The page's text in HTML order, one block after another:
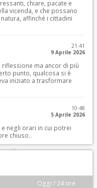
chiare, pacate e
vicenda, e che possano
affinché i cittadini
21:41
9 Aprile 2026
ma ancor di più
punto, qualcosa si è
iniziato a trasformare
10:48
5 Aprile 2026
negli orari in cui potrei
chiuso..
Oggi / 24 ore